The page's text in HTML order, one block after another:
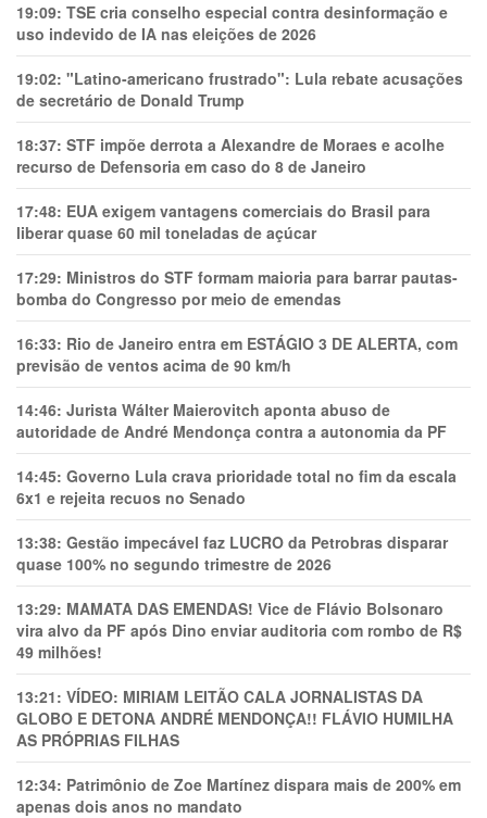
19:09: TSE cria conselho especial contra desinformação e
uso indevido de IA nas eleições de 2026
19:02: "Latino-americano frustrado": Lula rebate acusações
de secretário de Donald Trump
18:37: STF impõe derrota a Alexandre de Moraes e acolhe
recurso de Defensoria em caso do 8 de Janeiro
17:48: EUA exigem vantagens comerciais do Brasil para
liberar quase 60 mil toneladas de açúcar
17:29: Ministros do STF formam maioria para barrar pautas-
bomba do Congresso por meio de emendas
16:33: Rio de Janeiro entra em ESTÁGIO 3 DE ALERTA, com
previsão de ventos acima de 90 km/h
14:46: Jurista Wálter Maierovitch aponta abuso de
autoridade de André Mendonça contra a autonomia da PF
14:45: Governo Lula crava prioridade total no fim da escala
6x1 e rejeita recuos no Senado
13:38: Gestão impecável faz LUCRO da Petrobras disparar
quase 100% no segundo trimestre de 2026
13:29: MAMATA DAS EMENDAS! Vice de Flávio Bolsonaro
vira alvo da PF após Dino enviar auditoria com rombo de R$
49 milhões!
13:21: VÍDEO: MIRIAM LEITÃO CALA JORNALISTAS DA
GLOBO E DETONA ANDRÉ MENDONÇA!! FLÁVIO HUMILHA
AS PRÓPRIAS FILHAS
12:34: Patrimônio de Zoe Martínez dispara mais de 200% em
apenas dois anos no mandato